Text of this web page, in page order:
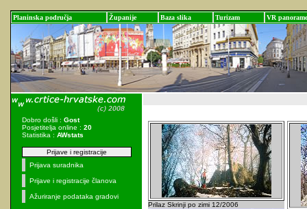
Planinska područja Županije Baza slika Turizam VR panorame
Dobro došli : Gost
Posjetitelja online : 20
Statistika : AWstats
Prijave i registracije
Prijava suradnika
Prijave i registracije članova
Ažuriranje podataka gradovi
Prilaz Skrinji po zimi 12/2006